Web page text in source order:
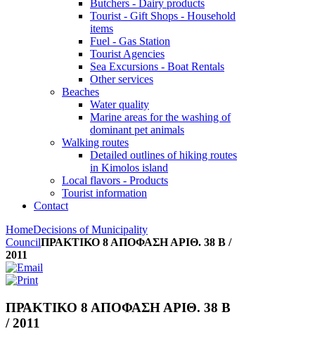
Butchers - Dairy products
Tourist - Gift Shops - Household
items
Fuel - Gas Station
Tourist Agencies
Sea Excursions - Boat Rentals
Other services
Beaches
Water quality
Marine areas for the washing of
dominant pet animals
Walking routes
Detailed outlines of hiking routes
in Kimolos island
Local flavors - Products
Tourist information
Contact
HomeDecisions of Municipality
CouncilΠΡΑΚΤΙΚΟ 8 ΑΠΟΦΑΣΗ ΑΡΙΘ. 38 B /
2011
ΠΡΑΚΤΙΚΟ 8 ΑΠΟΦΑΣΗ ΑΡΙΘ. 38 B
/ 2011